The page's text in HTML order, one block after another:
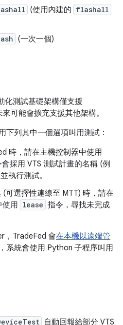
(使用內建的 flashall
(一次一個)
化測試基礎架構僅支援
可能會擴充支援其他架構。
下列其中一個選項叫用測試：
時，請在主機控制器中使用
採用 VTS 測試計畫的名稱 (例
執行測試。
可選擇性連線至 MTT) 時，請在
使用 lease 指令，尋找未完成
，TradeFed 會在本機以遠端管
系統會使用 Python 子程序叫用
自動回報給部分 VTS